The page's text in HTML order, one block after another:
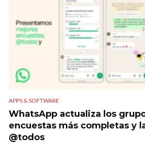
APPS & SOFTWARE
WhatsApp actualiza los
encuestas más completas y
@todos